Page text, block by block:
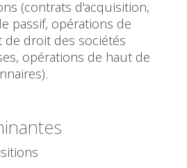
(contrats d'acquisition,
passif, opérations de
de droit des sociétés
opérations de haut de